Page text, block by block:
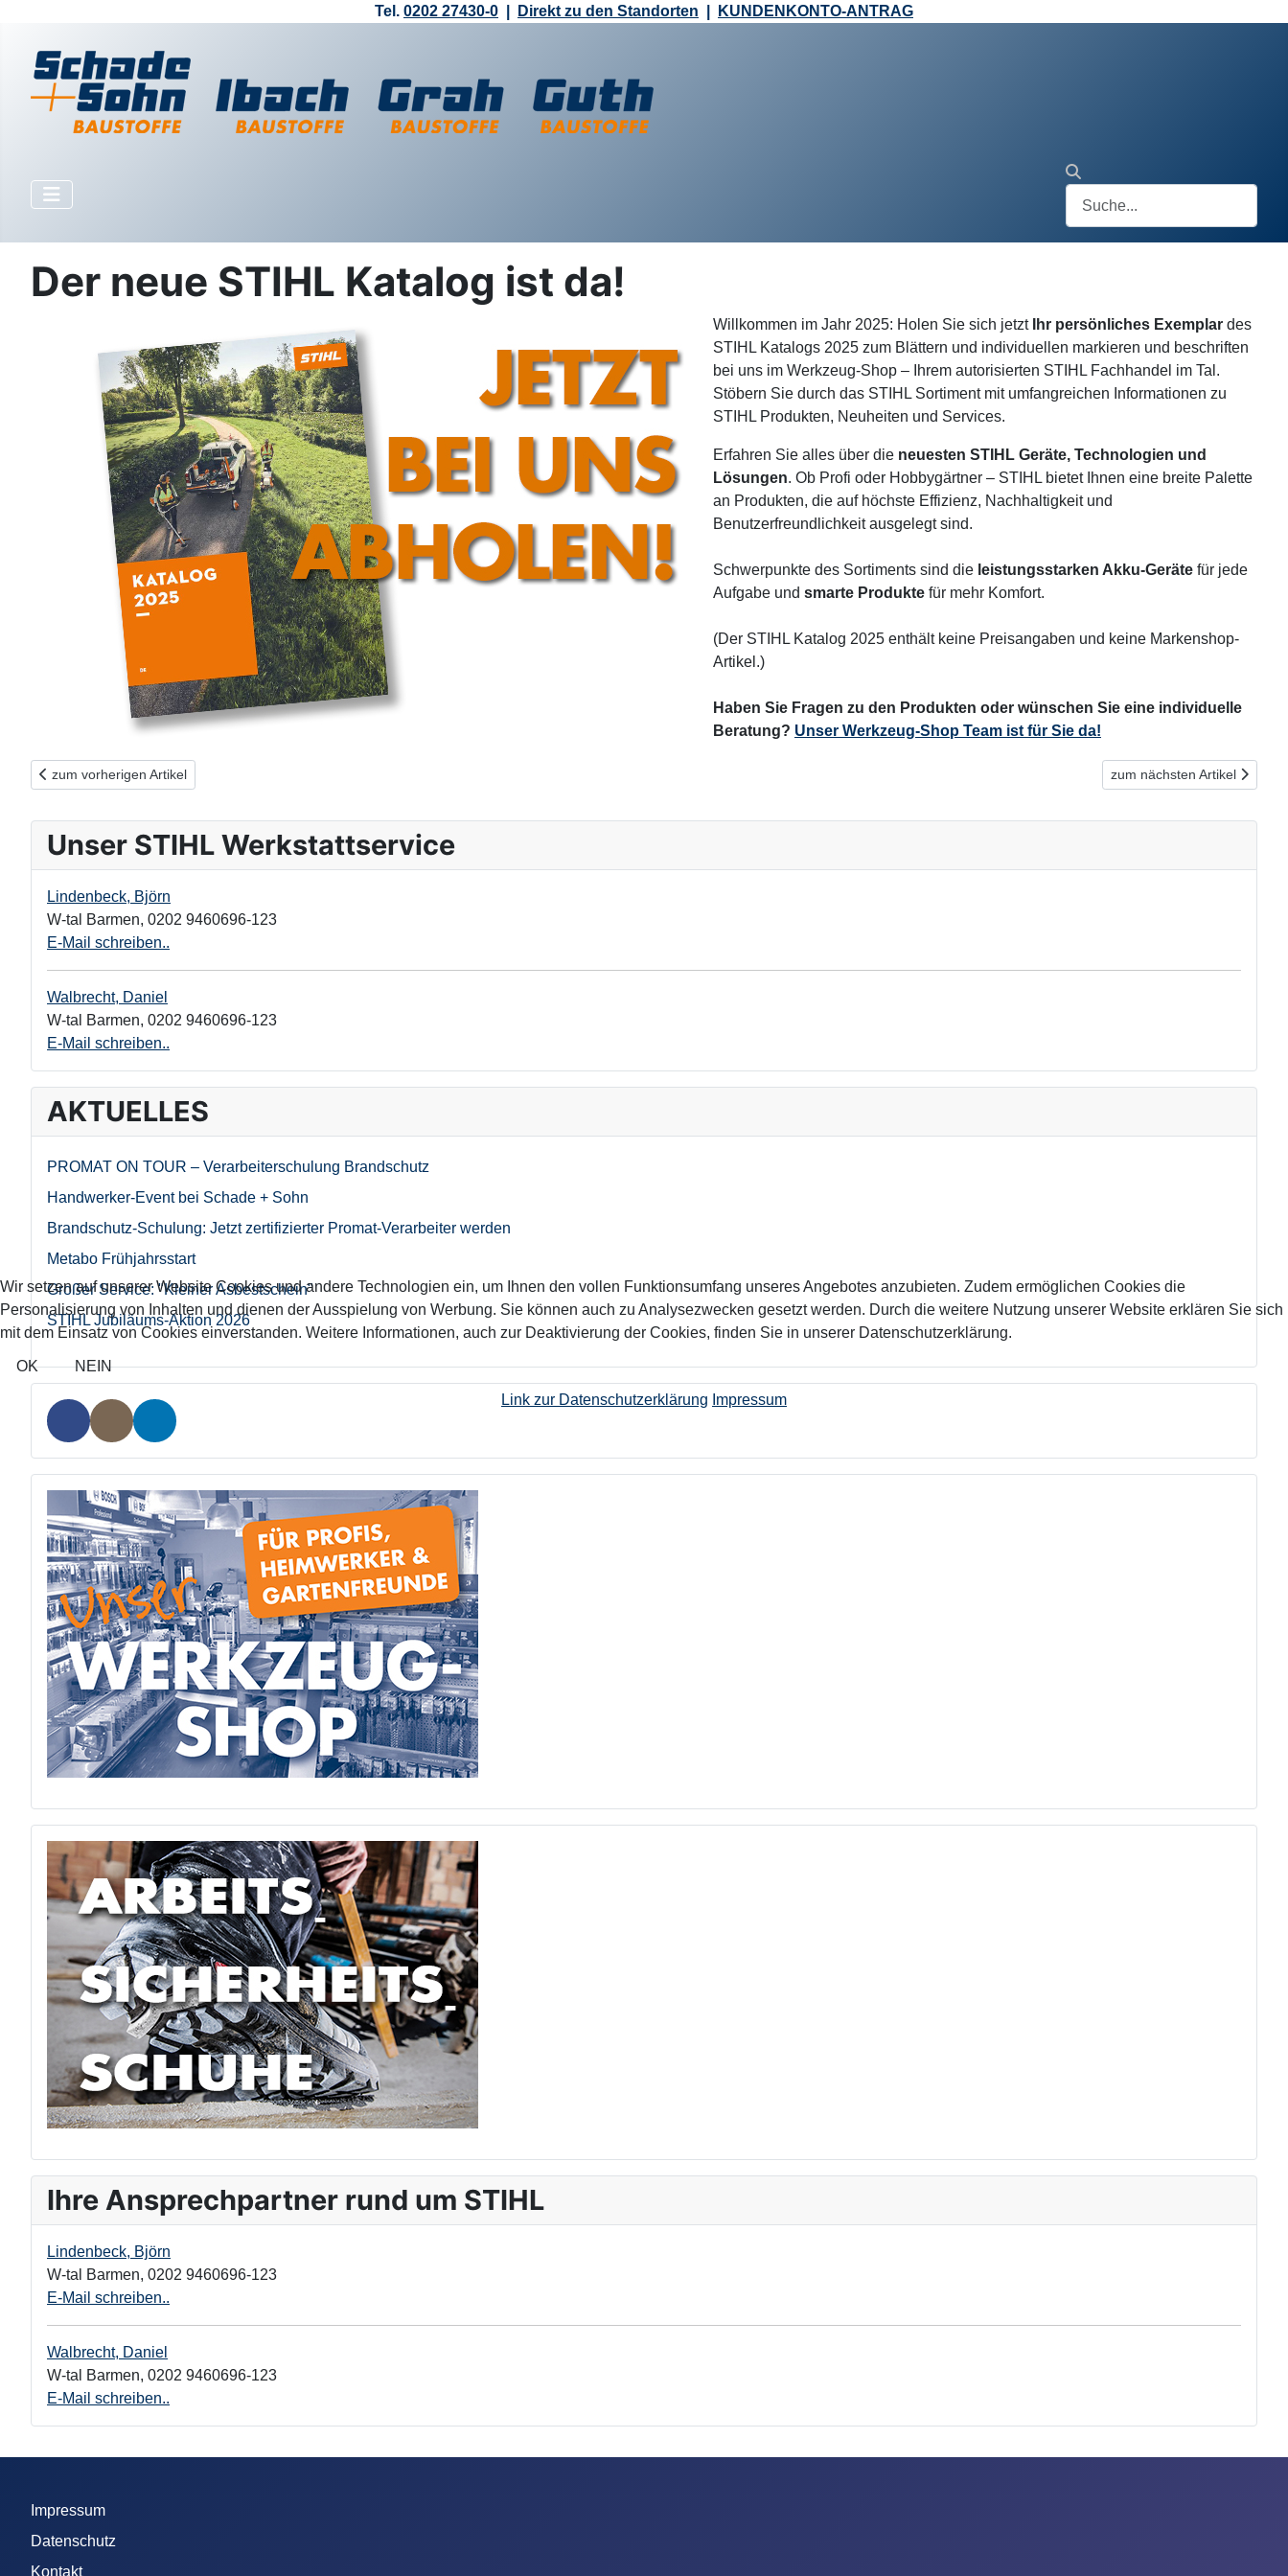
Tel. 0202 27430-0 Direkt zu den Standorten KUNDENKONTO-ANTRAG
Der neue STIHL Katalog ist da!
Willkommen im Jahr 2025: Holen Sie sich jetzt Ihr persönliches Exemplar des
STIHL Katalogs 2025 zum Blättern und individuellen markieren und beschriften
bei uns im Werkzeug-Shop – Ihrem autorisierten STIHL Fachhandel im Tal.
Stöbern Sie durch das STIHL Sortiment mit umfangreichen Informationen zu
STIHL Produkten, Neuheiten und Services.
Erfahren Sie alles über die neuesten STIHL Geräte, Technologien und
Lösungen. Ob Profi oder Hobbygärtner – STIHL bietet Ihnen eine breite Palette
an Produkten, die auf höchste Effizienz, Nachhaltigkeit und
Benutzerfreundlichkeit ausgelegt sind.
Schwerpunkte des Sortiments sind die leistungsstarken Akku-Geräte für jede
Aufgabe und smarte Produkte für mehr Komfort.
(Der STIHL Katalog 2025 enthält keine Preisangaben und keine Markenshop-
Artikel.)
Haben Sie Fragen zu den Produkten oder wünschen Sie eine individuelle
Beratung? Unser Werkzeug-Shop Team ist für Sie da!
Vorheriger Beitrag: STIHL Jubiläums-Aktion 2026
zum vorherigen Artikel Nächster Beitrag: STIHL AK
zum nächsten Artikel
Unser STIHL Werkstattservice
Lindenbeck, Björn
W-tal Barmen, 0202 9460696-123
E-Mail schreiben..
Walbrecht, Daniel
W-tal Barmen, 0202 9460696-123
E-Mail schreiben..
AKTUELLES
PROMAT ON TOUR – Verarbeiterschulung Brandschutz
Handwerker-Event bei Schade + Sohn
Brandschutz-Schulung: Jetzt zertifizierter Promat-Verarbeiter werden
Metabo Frühjahrsstart
Großer Service: "Kleiner Asbestschein"
STIHL Jubiläums-Aktion 2026
Ihre Ansprechpartner rund um STIHL
Lindenbeck, Björn
W-tal Barmen, 0202 9460696-123
E-Mail schreiben..
Walbrecht, Daniel
W-tal Barmen, 0202 9460696-123
E-Mail schreiben..
Impressum
Datenschutz
Kontakt
Wir setzen auf unserer Website Cookies und andere Technologien ein, um Ihnen den vollen Funktionsumfang unseres Angebotes anzubieten. Zudem ermöglichen Cookies die
Personalisierung von Inhalten und dienen der Ausspielung von Werbung. Sie können auch zu Analysezwecken gesetzt werden. Durch die weitere Nutzung unserer Website erklären Sie sich
mit dem Einsatz von Cookies einverstanden. Weitere Informationen, auch zur Deaktivierung der Cookies, finden Sie in unserer Datenschutzerklärung.
OK NEIN
Link zur Datenschutzerklärung Impressum